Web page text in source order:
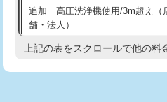
排水管工事（追加 排水管工事/3
え）
マス交換（土の掘削・埋め戻し
追加 高圧洗浄機使用/3m超え（
舗・法人）
高度高圧洗浄換
上記の表をスクロールで他の料